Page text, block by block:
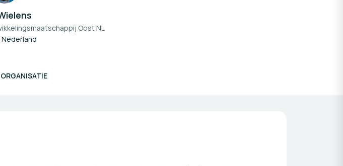
Oost NL
Nederland
ORGANISATIE